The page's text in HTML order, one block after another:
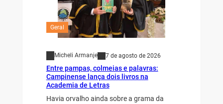
Geral
Micheli Armanje 7 de agosto de 2026
Entre pampas, colmeias e palavras:
Campinense lança dois livros na
Academia de Letras
Havia orvalho ainda sobre a grama da